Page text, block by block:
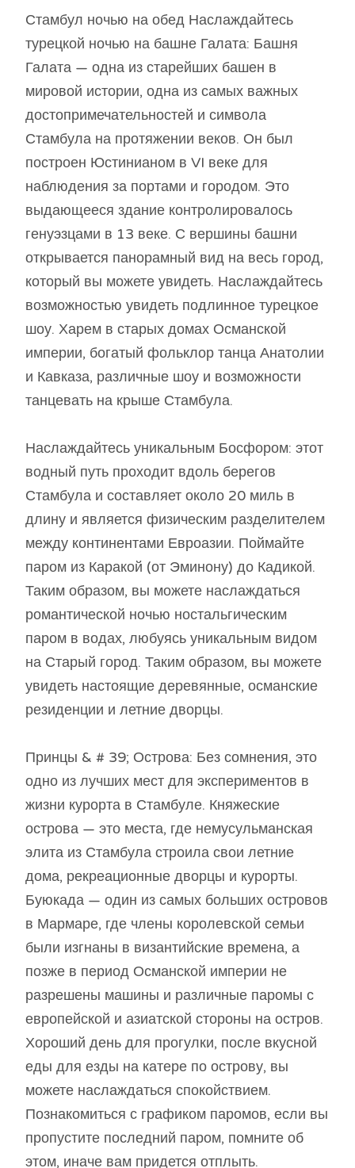
Стамбул ночью на обед Наслаждайтесь
турецкой ночью на башне Галата: Башня
Галата — одна из старейших башен в
мировой истории, одна из самых важных
достопримечательностей и символа
Стамбула на протяжении веков. Он был
построен Юстинианом в VI веке для
наблюдения за портами и городом. Это
выдающееся здание контролировалось
генуэзцами в 13 веке. С вершины башни
открывается панорамный вид на весь город,
который вы можете увидеть. Наслаждайтесь
возможностью увидеть подлинное турецкое
шоу. Харем в старых домах Османской
империи, богатый фольклор танца Анатолии
и Кавказа, различные шоу и возможности
танцевать на крыше Стамбула.
Наслаждайтесь уникальным Босфором: этот
водный путь проходит вдоль берегов
Стамбула и составляет около 20 миль в
длину и является физическим разделителем
между континентами Евроазии. Поймайте
паром из Каракой (от Эминону) до Кадикой.
Таким образом, вы можете наслаждаться
романтической ночью ностальгическим
паром в водах, любуясь уникальным видом
на Старый город. Таким образом, вы можете
увидеть настоящие деревянные, османские
резиденции и летние дворцы.
Принцы & # 39; Острова: Без сомнения, это
одно из лучших мест для экспериментов в
жизни курорта в Стамбуле. Княжеские
острова — это места, где немусульманская
элита из Стамбула строила свои летние
дома, рекреационные дворцы и курорты.
Буюкада — один из самых больших островов
в Мармаре, где члены королевской семьи
были изгнаны в византийские времена, а
позже в период Османской империи не
разрешены машины и различные паромы с
европейской и азиатской стороны на остров.
Хороший день для прогулки, после вкусной
еды для езды на катере по острову, вы
можете наслаждаться спокойствием.
Познакомиться с графиком паромов, если вы
пропустите последний паром, помните об
этом, иначе вам придется отплыть.